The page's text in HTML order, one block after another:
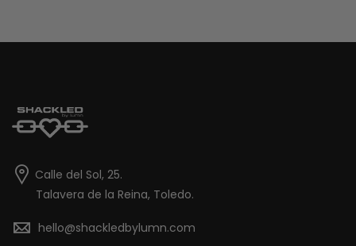
Calle del Sol, 25.
Talavera de la Reina, Toledo.
hello@shackledbylumn.com